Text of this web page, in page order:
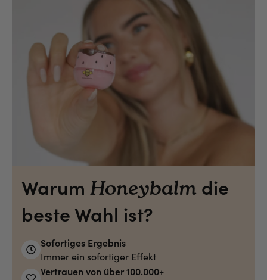
Warum Honeybalm die
beste Wahl ist?
Sofortiges Ergebnis
Immer ein sofortiger Effekt
Vertrauen von über 100.000+